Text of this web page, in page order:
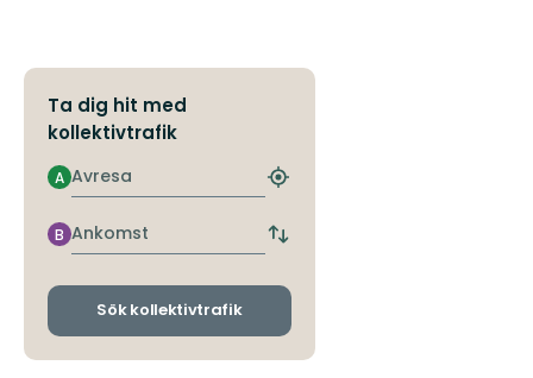
Ta dig hit med
kollektivtrafik
Avresa
A
Hitta
hållplats
Ankomst
B
Byt
och
Sök kollektivtrafik